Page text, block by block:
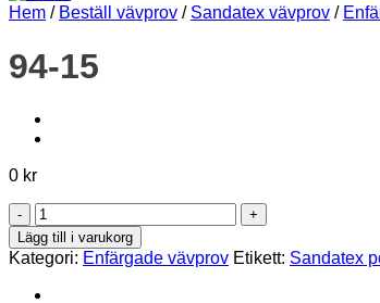
Hem / Beställ vävprov / Sandatex vävprov /
94-15
0 kr
94-
15
mängd
Lägg till i varukorg
Kategori: Enfärgade vävprov Etikett: Sandatex